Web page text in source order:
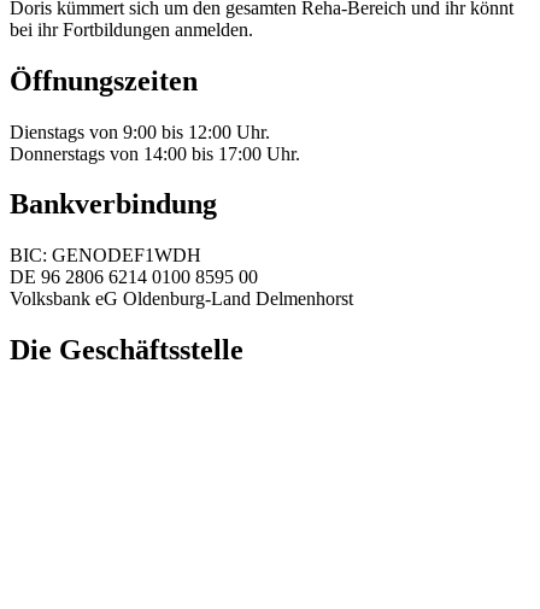
Doris kümmert sich um den gesamten Reha-Bereich und ihr könnt
bei ihr Fortbildungen anmelden.
Öffnungszeiten
Dienstags von 9:00 bis 12:00 Uhr.
Donnerstags von 14:00 bis 17:00 Uhr.
Bankverbindung
BIC: GENODEF1WDH
DE 96 2806 6214 0100 8595 00
Volksbank eG Oldenburg-Land Delmenhorst
Die Geschäftsstelle